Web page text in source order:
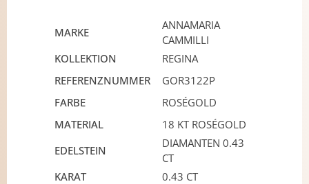
MARKE
ANNAMARIA
CAMMILLI
KOLLEKTION
REGINA
REFERENZNUMMER
GOR3122P
FARBE
ROSÉGOLD
MATERIAL
18 KT ROSÉGOLD
EDELSTEIN
DIAMANTEN 0.43
CT
KARAT
0.43 CT